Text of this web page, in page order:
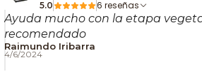
mejor iluminación!
5.0 6 reseñas
Ayuda mucho con la etapa
recomendado
Raimundo Iribarra
4/6/2024